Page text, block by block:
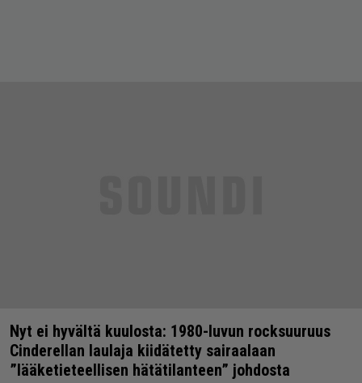
Nyt ei hyvältä kuulosta: 1980-luvun rocksuuruus
Cinderellan laulaja kiidätetty sairaalaan
”lääketieteellisen hätätilanteen” johdosta